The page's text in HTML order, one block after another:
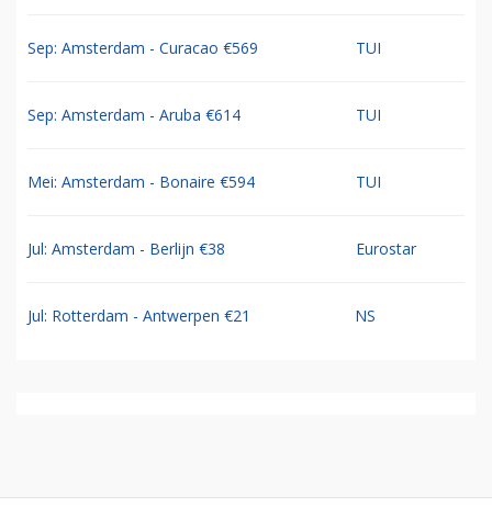
Sep: Amsterdam - Curacao €569 TUI
Sep: Amsterdam - Aruba €614 TUI
Mei: Amsterdam - Bonaire €594 TUI
Jul: Amsterdam - Berlijn €38 Eurostar
Jul: Rotterdam - Antwerpen €21 NS